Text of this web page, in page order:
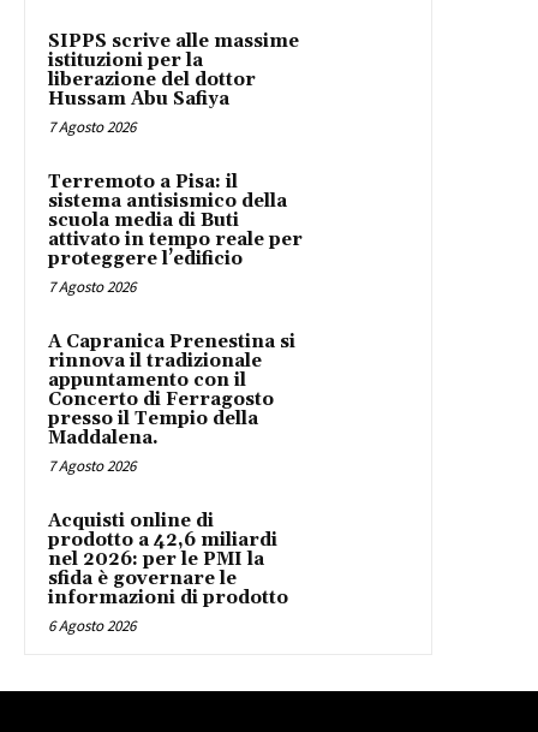
SIPPS scrive alle massime
istituzioni per la
liberazione del dottor
Hussam Abu Safiya
7 Agosto 2026
Terremoto a Pisa: il
sistema antisismico della
scuola media di Buti
attivato in tempo reale per
proteggere l’edificio
7 Agosto 2026
A Capranica Prenestina si
rinnova il tradizionale
appuntamento con il
Concerto di Ferragosto
presso il Tempio della
Maddalena.
7 Agosto 2026
Acquisti online di
prodotto a 42,6 miliardi
nel 2026: per le PMI la
sfida è governare le
informazioni di prodotto
6 Agosto 2026